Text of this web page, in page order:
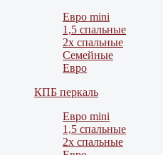
Евро mini
1,5 спальные
2х спальные
Семейные
Евро
КПБ перкаль
Евро mini
1,5 спальные
2х спальные